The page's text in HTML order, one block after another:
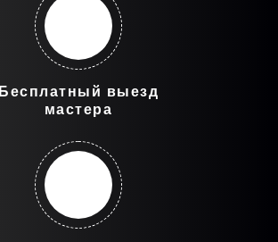
Бесплатный выезд
мастера